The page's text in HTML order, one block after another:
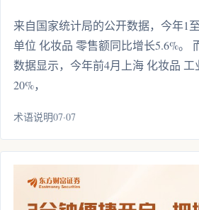
来自国家统计局的公开数据，今年1
单位 化妆品 零售额同比增长5.6%。
数据显示，今年前4月上海 化妆品
20%，
术语说明07·07